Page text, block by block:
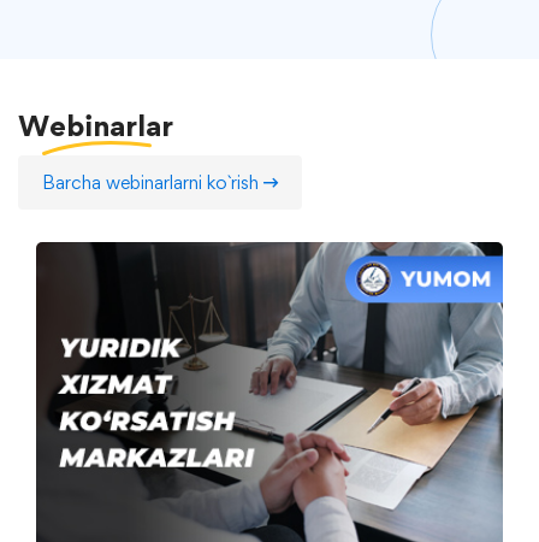
Webinarlar
Barcha webinarlarni ko`rish